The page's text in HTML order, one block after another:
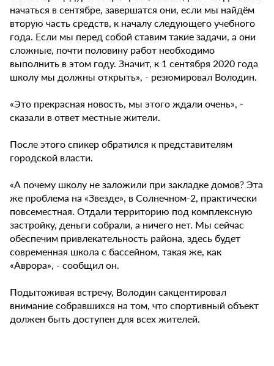
начаться в сентябре, завершатся они, если мы найдём
вторую часть средств, к началу следующего учебного
года. Если мы перед собой ставим такие задачи, а они
сложные, почти половину работ необходимо
выполнить в этом году. Значит, к 1 сентября 2020 года
школу мы должны открыть», - резюмировал Володин.
«Это прекрасная новость, мы этого ждали очень», -
сказали в ответ местные жители.
После этого спикер обратился к представителям
городской власти.
«А почему школу не заложили при закладке домов? Эта
же проблема на «Звезде», в Солнечном-2, практически
повсеместная. Отдали территорию под комплексную
застройку, деньги собрали, а ничего нет. Мы сейчас
обеспечим привлекательность района, здесь будет
современная школа с бассейном, такая же, как
«Аврора», - сообщил он.
Подытоживая встречу, Володин сакцентировал
внимание собравшихся на том, что спортивный объект
должен быть доступен для всех жителей.